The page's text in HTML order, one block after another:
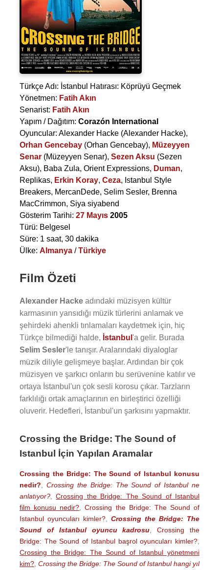
Türkçe Adı: İstanbul Hatırası: Köprüyü Geçmek
Yönetmen: Fatih Akın
Senarist: Fatih Akın
Yapım / Dağıtım: Corazón International
Oyuncular: Alexander Hacke (Alexander Hacke),
Orhan Gencebay (Orhan Gencebay), Müzeyyen
Senar (Müzeyyen Senar), Sezen Aksu (Sezen
Aksu), Baba Zula, Orient Expressions, Duman,
Replikas, Erkin Koray, Ceza, Istanbul Style
Breakers, MercanDede, Selim Sesler, Brenna
MacCrimmon, Siya siyabend
Gösterim Tarihi: 27 Mayıs 2005
Türü: Belgesel
Süre: 1 saat, 30 dakika
Ülke: Almanya /Türkiye
Film Özeti
Alexander Hacke adındaki müzisyen kültür
karmasının yansıdığı müzik türlerini anlamak ve
şehirdeki ahenkli tınlamaları kaydetmek için, hiç
Türkçe bilmediği halde, İstanbul 'a gelir. Burada
Selim Sesler'le tanışır. Aralarındaki diyaloglar
müzik diliyle gelişmeye başlar. Ardından bir çok
müzisyen ve şarkıcı onların bu serüvenine katılır ve
ortaya İstanbul'un çok sesli korosu çıkar. Tarzların
farklılığı ortak amaçlarının en birleştirici özelliği
oluverir. Hedefleri, İstanbul'un şarkısını yapmaktır.
Crossing the Bridge: The Sound of
Istanbul İçin Yapılan Aramalar
Crossing the Bridge: The Sound of Istanbul konusu
nedir?
Crossing the Bridge: The Sound of Istanbul ne
anlatıyor? ,Crossing the Bridge: The Sound of Istanbul
film konusu nedir? ,Crossing the Bridge: The Sound of
Istanbul oyuncuları kimler?
Crossing the Bridge: The
Sound of Istanbul oyuncu kadrosu ,Crossing the
Bridge: The Sound of Istanbul başrol oyuncuları kimler?
Crossing the Bridge: The Sound of Istanbul yönetmeni
kim? Crossing the Bridge: The Sound of Istanbul hangi yıl